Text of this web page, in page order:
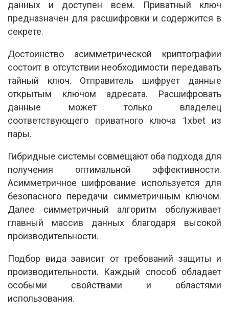
данных и доступен всем. Приватный ключ
предназначен для расшифровки и содержится в
секрете.
Достоинство асимметрической криптографии
состоит в отсутствии необходимости передавать
тайный ключ. Отправитель шифрует данные
открытым ключом адресата. Расшифровать
данные может только владелец
соответствующего приватного ключа 1xbet из
пары.
Гибридные системы совмещают оба подхода для
получения оптимальной эффективности.
Асимметричное шифрование используется для
безопасного передачи симметричным ключом.
Далее симметричный алгоритм обслуживает
главный массив данных благодаря высокой
производительности.
Подбор вида зависит от требований защиты и
производительности. Каждый способ обладает
особыми свойствами и областями
использования.